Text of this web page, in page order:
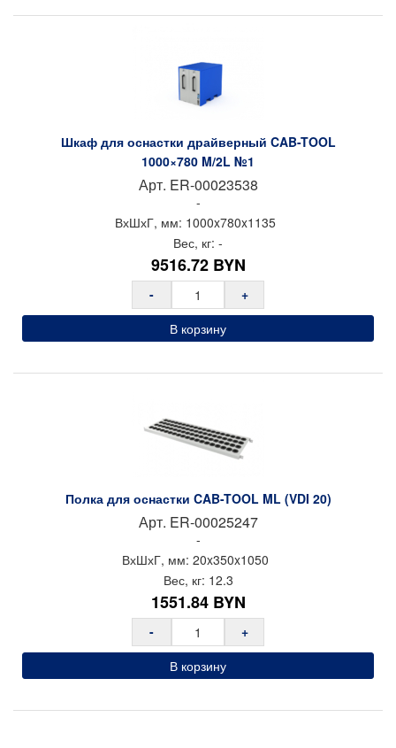
Шкаф для оснастки драйверный CAB-TOOL
1000×780 M/2L №1
Арт. ER-00023538
-
ВхШхГ, мм: 1000x780x1135
Вес, кг: -
9516.72 BYN
-
+
В корзину
Полка для оснастки CAB-TOOL ML (VDI 20)
Арт. ER-00025247
-
ВхШхГ, мм: 20x350x1050
Вес, кг: 12.3
1551.84 BYN
-
+
В корзину